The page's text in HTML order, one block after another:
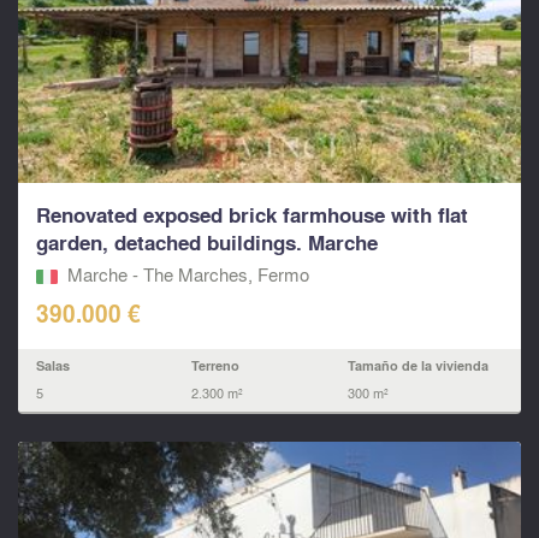
Renovated exposed brick farmhouse with flat
garden, detached buildings. Marche
Marche - The Marches, Fermo‎
390.000 €
Salas
5
Terreno
2.300 m²
Tamaño de la vivienda
300 m²